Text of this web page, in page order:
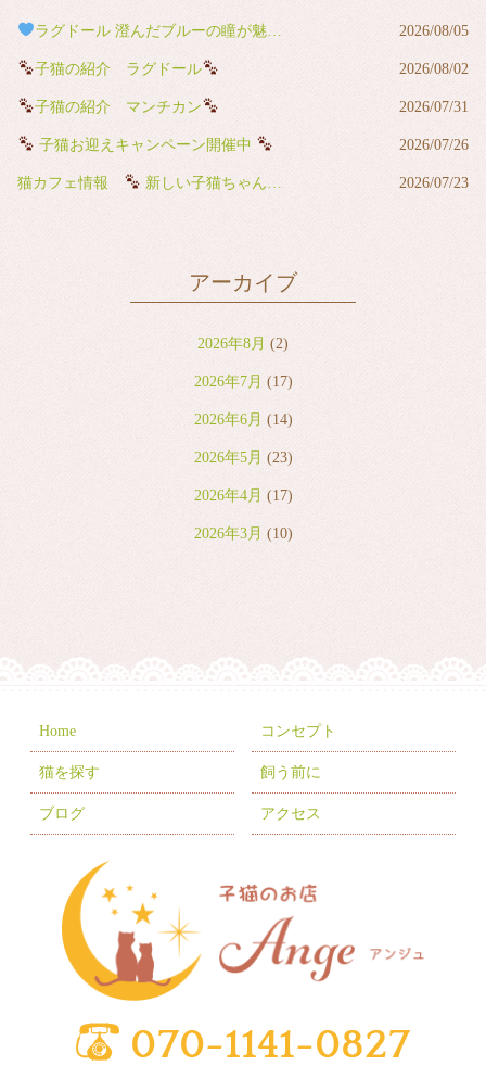
ラグドール 澄んだブルーの瞳が魅力の男の子 2026/08/05
子猫の紹介 ラグドール 2026/08/02
子猫の紹介 マンチカン 2026/07/31
子猫お迎えキャンペーン開催中 2026/07/26
猫カフェ情報 新しい子猫ちゃんが猫カフェデビューしました 2026/07/23
アーカイブ
2026年8月 (2)
2026年7月 (17)
2026年6月 (14)
2026年5月 (23)
2026年4月 (17)
2026年3月 (10)
2025年11月 (10)
2025年10月(9)
2025年9月(2)
2025年6月(3)
(6)
2025年3月(11)
2025年1月 (2)
Home コンセプト
猫を探す 飼う前に
ブログ アクセス